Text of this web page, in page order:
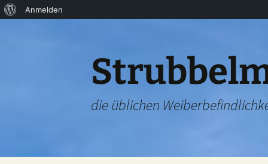
Über
Anmelden
die üblichen